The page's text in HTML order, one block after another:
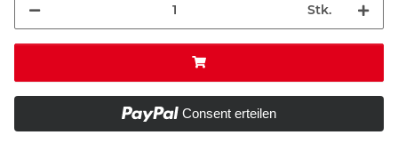
Stk.
Consent erteilen